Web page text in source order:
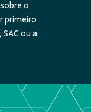
o
primeiro
ou a